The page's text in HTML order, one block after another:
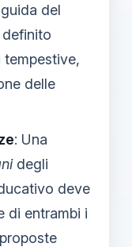
del
definito
tempestive,
delle
: Una
degli
deve
di entrambi i